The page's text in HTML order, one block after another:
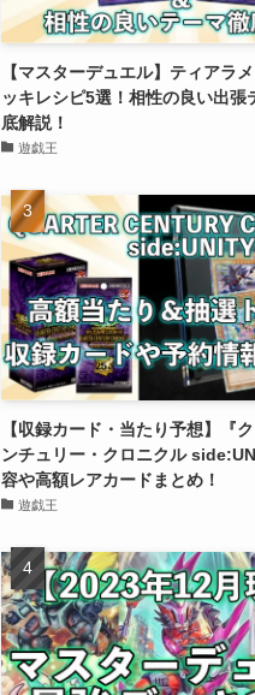
【マスターデュエル】ティアラ
ッキレシピ5選！相性の良い出張
底解説！
遊戯王
【収録カード・当たり予想】『
ンチュリー・クロニクル
容や高額レアカードまとめ！
遊戯王